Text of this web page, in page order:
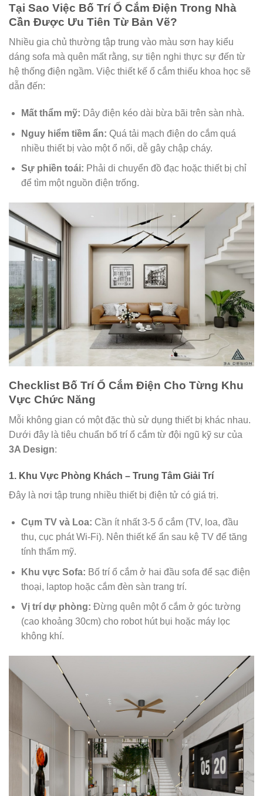
Tại Sao Việc Bố Trí Ổ Cắm Điện Trong Nhà
Cần Được Ưu Tiên Từ Bản Vẽ?
Nhiều gia chủ thường tập trung vào màu sơn hay kiểu
dáng sofa mà quên mất rằng, sự tiện nghi thực sự đến từ
hệ thống điện ngầm. Việc thiết kế ổ cắm thiếu khoa học sẽ
dẫn đến:
Mất thẩm mỹ: Dây điện kéo dài bừa bãi trên sàn nhà.
Nguy hiểm tiềm ẩn: Quá tải mạch điện do cắm quá
nhiều thiết bị vào một ổ nối, dễ gây chập cháy.
Sự phiền toái: Phải di chuyển đồ đạc hoặc thiết bị chỉ
để tìm một nguồn điện trống.
Checklist Bố Trí Ổ Cắm Điện Cho Từng Khu
Vực Chức Năng
Mỗi không gian có một đặc thù sử dụng thiết bị khác nhau.
Dưới đây là tiêu chuẩn bố trí ổ cắm từ đội ngũ kỹ sư của
3A Design:
1. Khu Vực Phòng Khách – Trung Tâm Giải Trí
Đây là nơi tập trung nhiều thiết bị điện tử có giá trị.
Cụm TV và Loa: Cần ít nhất 3-5 ổ cắm (TV, loa, đầu
thu, cục phát Wi-Fi). Nên thiết kế ẩn sau kệ TV để tăng
tính thẩm mỹ.
Khu vực Sofa: Bố trí ổ cắm ở hai đầu sofa để sạc điện
thoại, laptop hoặc cắm đèn sàn trang trí.
Vị trí dự phòng: Đừng quên một ổ cắm ở góc tường
(cao khoảng 30cm) cho robot hút bụi hoặc máy lọc
không khí.